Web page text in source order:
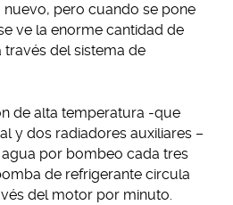
nuevo, pero cuando se pone
ve la enorme cantidad de
del sistema de
de alta temperatura -que
y dos radiadores auxiliares –
por bombeo cada tres
de refrigerante circula
del motor por minuto.